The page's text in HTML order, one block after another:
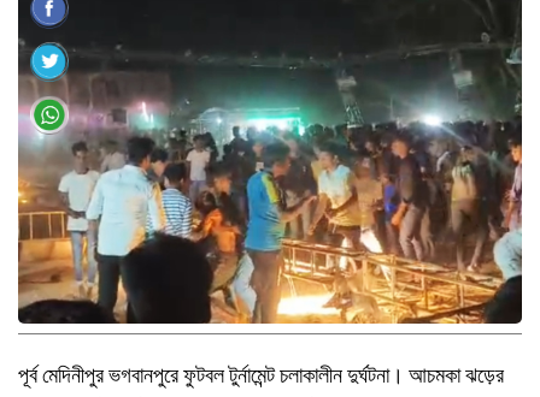
পূর্ব মেদিনীপুর ভগবানপুরে ফুটবল টুর্নামেন্ট চলাকালীন দুর্ঘটনা। আচমকা ঝড়ের